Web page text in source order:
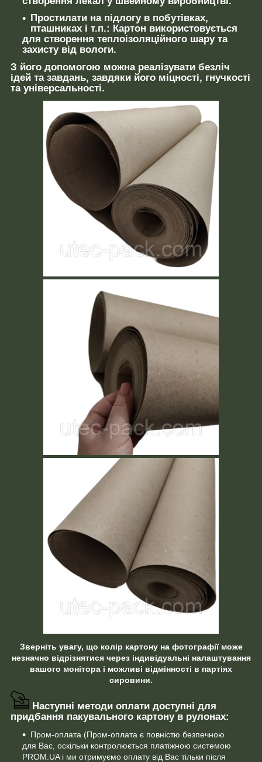
Простилати на підлогу в побутівках,
пташниках і т.п.: Картон використовується
для створення теплоізоляційного шару та
захисту від вологи.
З його допомогою можна реалізувати безліч
ідей та завдань, завдяки його міцності, гнучкості
та універсальності.
Зверніть увагу, що колір картону на фотографії може
незначно відрізнятися через індивідуальні налаштування
вашого монітора і можливі відмінності в партіях
сировини.
Наступні методи оплати доступні для
придбання пакувального картону в рулонах:
Пром-оплата (Пром-оплата є повністю безпечною
для Вас, оскільки контролюється платіжною системою
PROM.UA і ми отримуємо оплату від Вас тільки після